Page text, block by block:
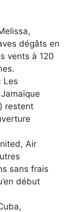
dégâts en
vents à 120
Les
restent
Air
sans frais
début